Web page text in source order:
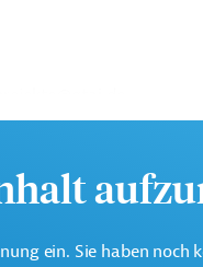
ein. Sie haben noch